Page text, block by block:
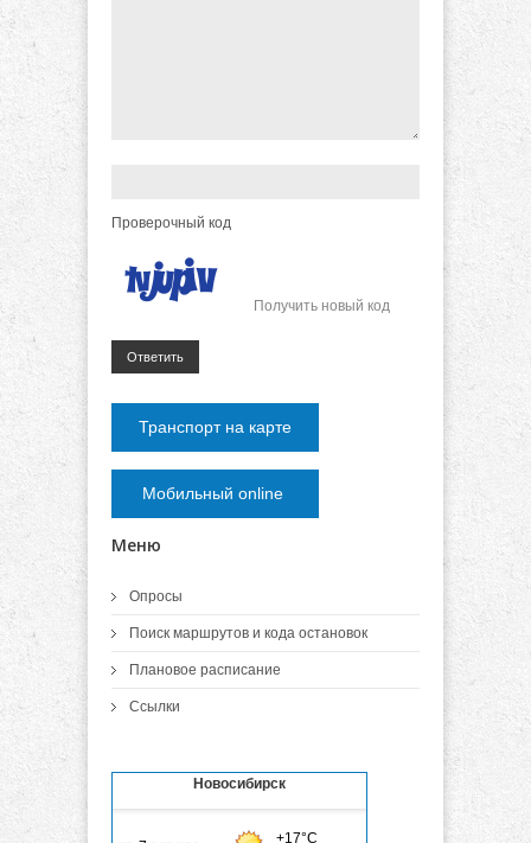
Проверочный код
Получить новый код
Ответить
Транспорт на карте
Мобильный online
Меню
Опросы
Поиск маршрутов и кода остановок
Плановое расписание
Ссылки
Новосибирск